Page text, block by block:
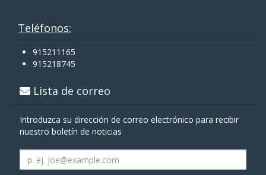
Teléfonos:
915211165
915218745
Lista de correo
Introduzca su dirección de correo electrónico para recibir
nuestro boletín de noticias